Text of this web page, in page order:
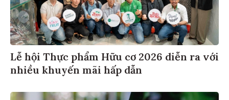
Lễ hội Thực phẩm Hữu cơ 2026 diễn ra với
nhiều khuyến mãi hấp dẫn